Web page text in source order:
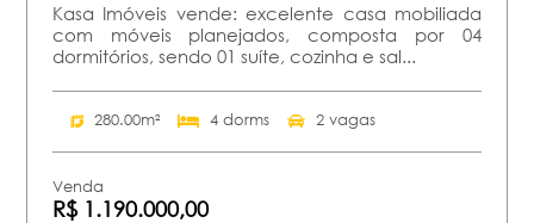
Kasa Imóveis vende: excelente casa mobiliada
com móveis planejados, composta por 04
dormitórios, sendo 01 suíte, cozinha e sal...
280.00m² 4 dorms 2 vagas
Venda
R$ 1.190.000,00